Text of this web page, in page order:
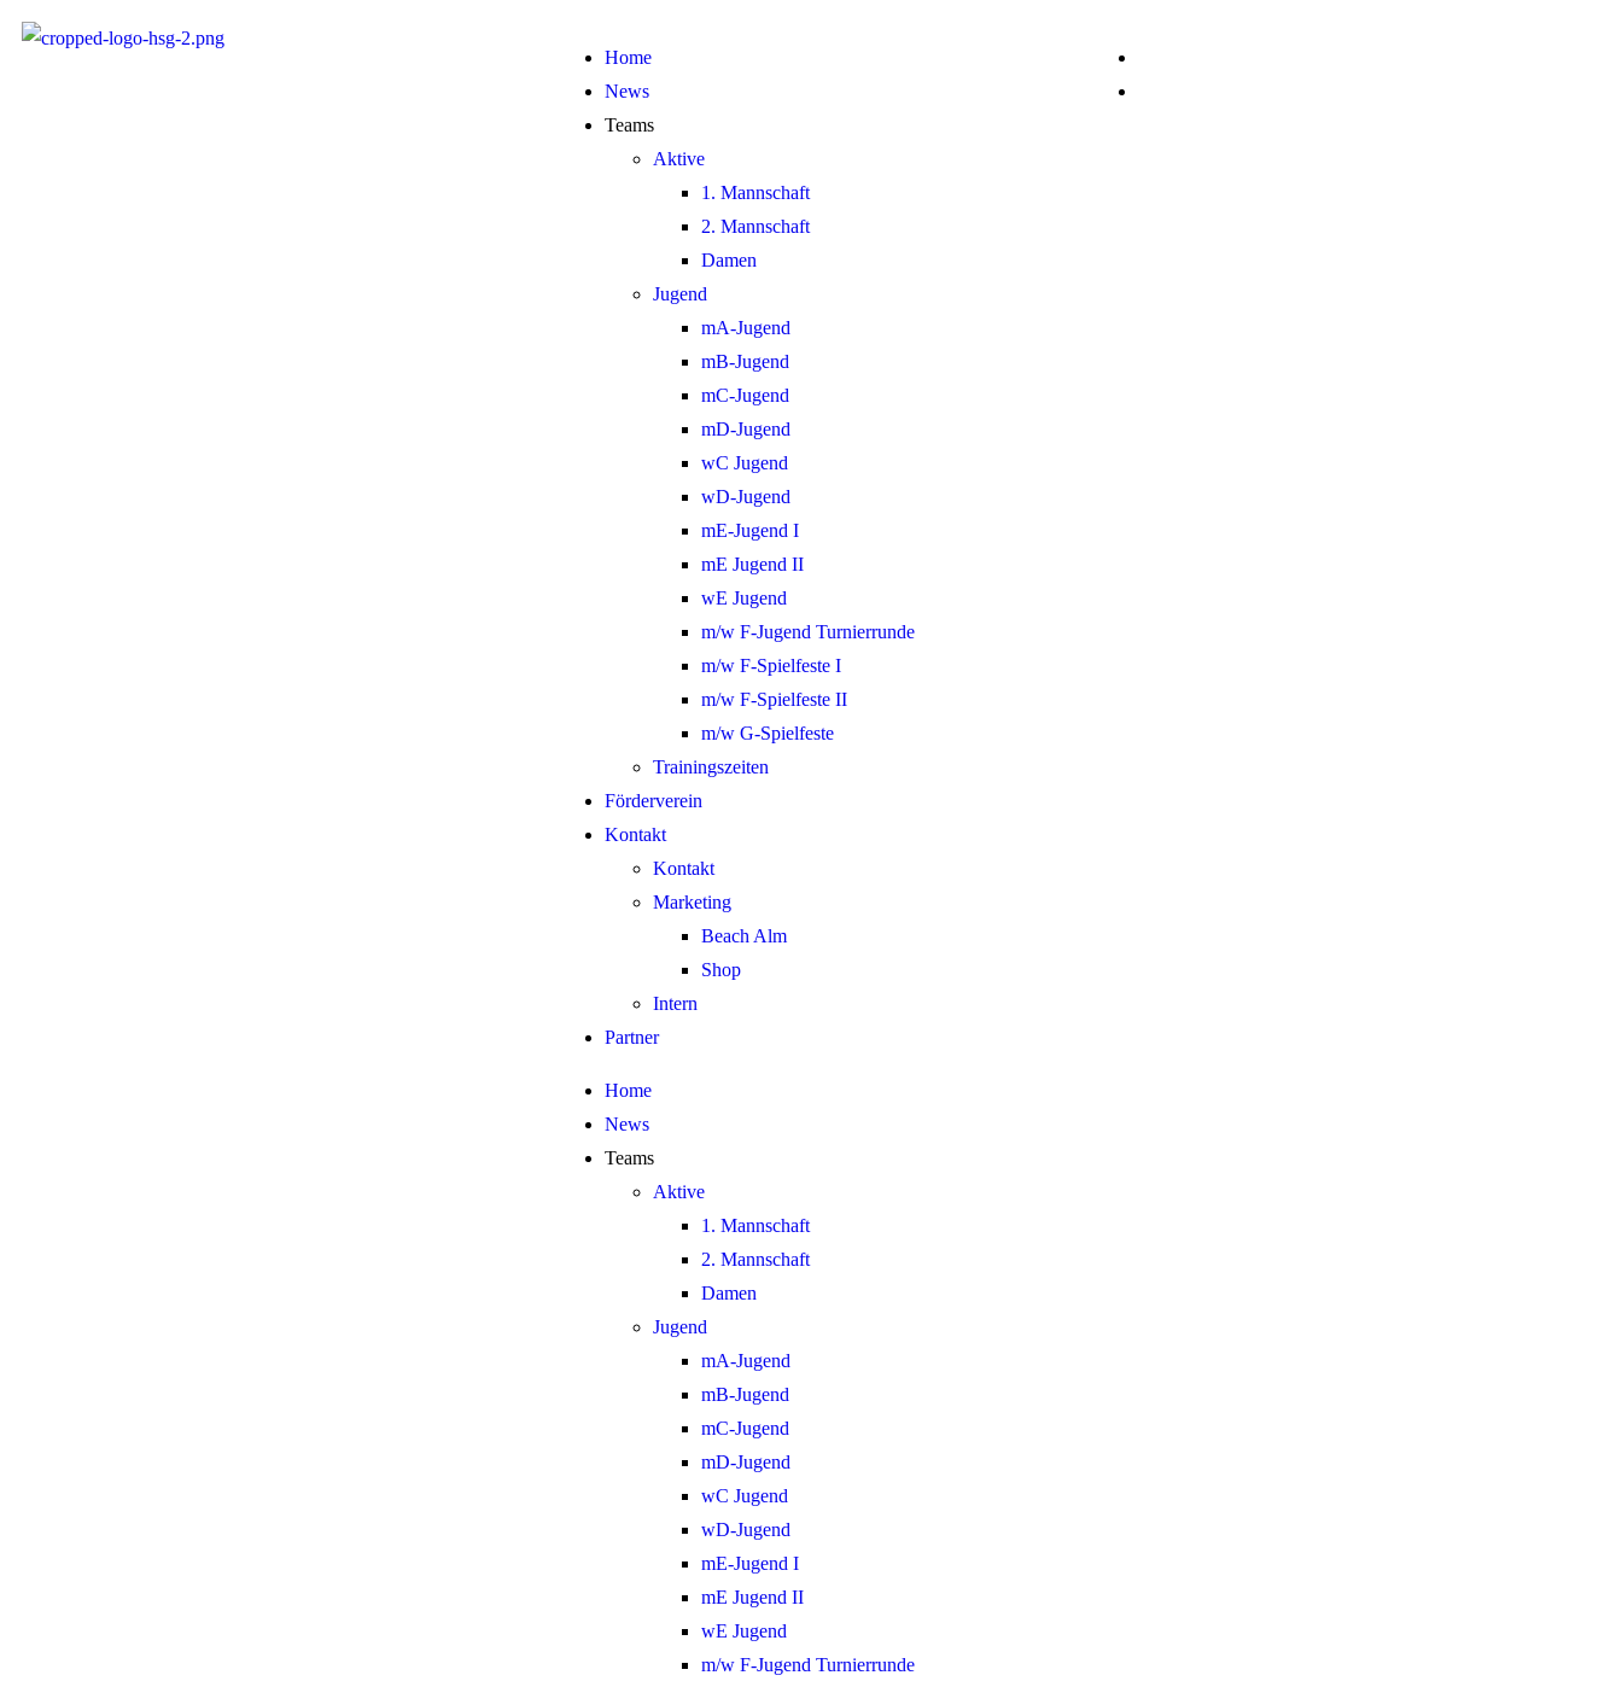
Home
News
Teams
Aktive
1. Mannschaft
2. Mannschaft
Damen
Jugend
mA-Jugend
mB-Jugend
mC-Jugend
mD-Jugend
wC Jugend
wD-Jugend
mE-Jugend I
mE Jugend II
wE Jugend
m/w F-Jugend Turnierrunde
m/w F-Spielfeste I
m/w F-Spielfeste II
m/w G-Spielfeste
Trainingszeiten
Förderverein
Kontakt
Kontakt
Marketing
Beach Alm
Shop
Intern
Partner
Home
News
Teams
Aktive
1. Mannschaft
2. Mannschaft
Damen
Jugend
mA-Jugend
mB-Jugend
mC-Jugend
mD-Jugend
wC Jugend
wD-Jugend
mE-Jugend I
mE Jugend II
wE Jugend
m/w F-Jugend Turnierrunde